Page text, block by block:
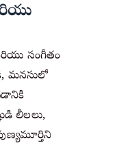
సంగీతం
మనసులో
లీలలు,